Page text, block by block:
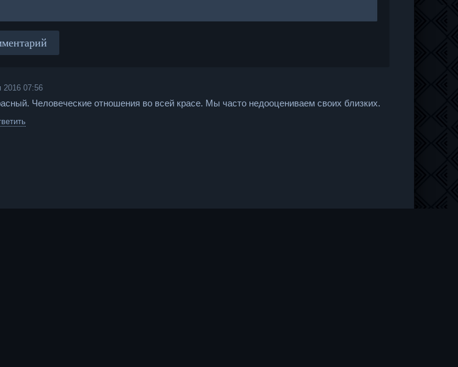
2016 07:56
Человеческие отношения во всей красе. Мы часто недооцениваем своих близких.